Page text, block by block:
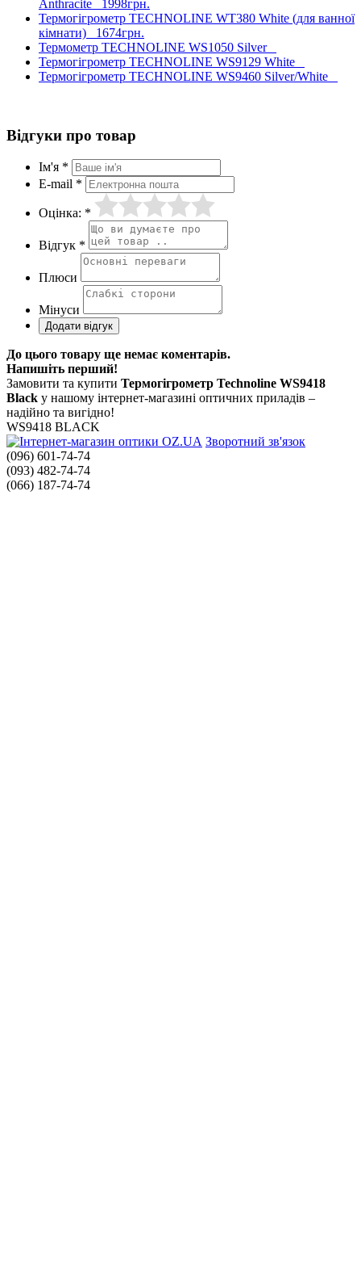
Anthracite 1998грн.
Термогігрометр TECHNOLINE WT380 White (для ванної
кімнати) 1674грн.
Термометр TECHNOLINE WS1050 Silver
Термогігрометр TECHNOLINE WS9129 White
Термогігрометр TECHNOLINE WS9460 Silver/White
Відгуки про товар
Ім'я *
E-mail *
Оцінка: *
Відгук *
Плюси
Мінуси
До цього товару ще немає коментарів.
Напишіть перший!
Замовити та купити Термогігрометр Technoline WS9418
Black у нашому інтернет-магазині оптичних приладів –
надійно та вигідно!
WS9418 BLACK
Зворотний зв'язок
(096) 601-74-74
(093) 482-74-74
(066) 187-74-74